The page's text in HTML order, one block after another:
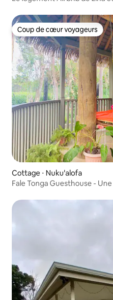
Coup de cœur voyageurs
Coup de cœur voyageurs
Cottage ⋅ Nuku'alofa
Fale Tonga Guesthouse -